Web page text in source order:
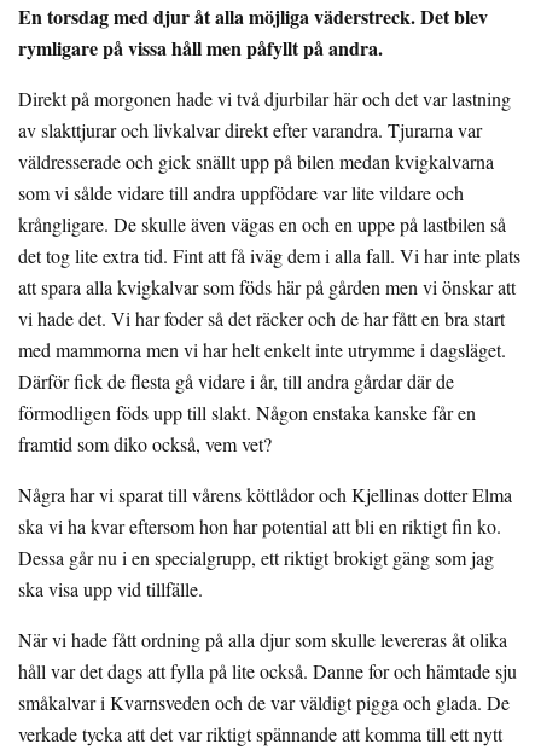
En torsdag med djur åt alla möjliga väderstreck. Det blev
rymligare på vissa håll men påfyllt på andra.
Direkt på morgonen hade vi två djurbilar här och det var lastning
av slakttjurar och livkalvar direkt efter varandra. Tjurarna var
väldresserade och gick snällt upp på bilen medan kvigkalvarna
som vi sålde vidare till andra uppfödare var lite vildare och
krångligare. De skulle även vägas en och en uppe på lastbilen så
det tog lite extra tid. Fint att få iväg dem i alla fall. Vi har inte plats
att spara alla kvigkalvar som föds här på gården men vi önskar att
vi hade det. Vi har foder så det räcker och de har fått en bra start
med mammorna men vi har helt enkelt inte utrymme i dagsläget.
Därför fick de flesta gå vidare i år, till andra gårdar där de
förmodligen föds upp till slakt. Någon enstaka kanske får en
framtid som diko också, vem vet?
Några har vi sparat till vårens köttlådor och Kjellinas dotter Elma
ska vi ha kvar eftersom hon har potential att bli en riktigt fin ko.
Dessa går nu i en specialgrupp, ett riktigt brokigt gäng som jag
ska visa upp vid tillfälle.
När vi hade fått ordning på alla djur som skulle levereras åt olika
håll var det dags att fylla på lite också. Danne for och hämtade sju
småkalvar i Kvarnsveden och de var väldigt pigga och glada. De
verkade tycka att det var riktigt spännande att komma till ett nytt